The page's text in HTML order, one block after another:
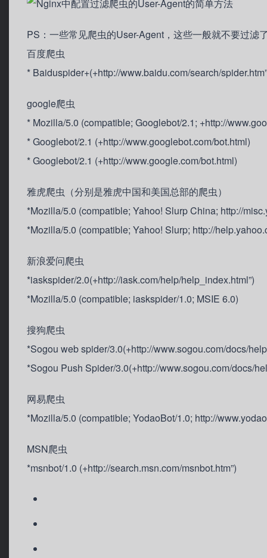
PS：一些常见爬虫的User-Agent，这些一般就不要过滤
百度爬虫
* Baiduspider+(+http://www.baidu.com/search/
google爬虫
* Mozilla/5.0 (compatible; Googlebot/2.1; +http://
* Googlebot/2.1 (+http://www.googlebot.com/bot.html)
* Googlebot/2.1 (+http://www.google.com/bot.html)
雅虎爬虫（分别是雅虎中国和美国总部的爬虫）
*Mozilla/5.0 (compatible; Yahoo! Slurp China; http://
*Mozilla/5.0 (compatible; Yahoo! Slurp; http://
新浪爱问爬虫
*iaskspider/2.0(+http://iask.com/help/help_index.html”)
*Mozilla/5.0 (compatible; iaskspider/1.0; MSIE 6.0)
搜狗爬虫
*Sogou web spider/3.0(+http://www.sogou.com/docs/
*Sogou Push Spider/3.0(+http://www.sogou.com/docs/
网易爬虫
*Mozilla/5.0 (compatible; YodaoBot/1.0; http://
MSN爬虫
*msnbot/1.0 (+http://search.msn.com/msnbot.htm”)